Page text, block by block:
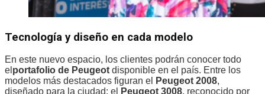
Tecnología y diseño en cada modelo
En este nuevo espacio, los clientes podrán conocer todo
el portafolio de Peugeot disponible en el país. Entre los
modelos más destacados figuran el
Peugeot 2008,
diseñado para la ciudad; el
Peugeot 3008, reconocido por